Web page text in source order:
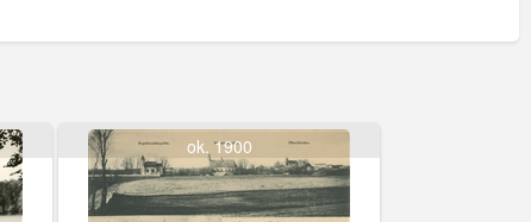
ok. 1900